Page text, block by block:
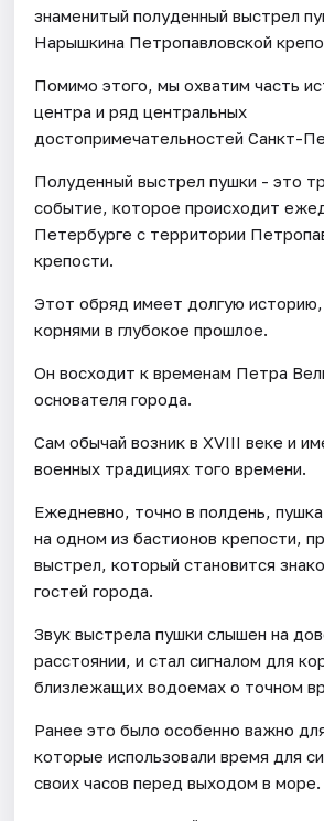
знаменитый полуденный выстрел
Нарышкина Петропавловской
Помимо этого, мы охватим часть
центра и ряд центральных
достопримечательностей Санкт-
Полуденный выстрел пушки - это
событие, которое происходит
Петербурге c территории
крепости.
Этот обряд имеет долгую
корнями в глубокое прошлое.
Он восходит к временам Петра
основателя города.
Сам обычай возник в XVIII веке и
военных традициях того времени.
Ежедневно, точно в полдень,
на одном из бастионов крепости,
выстрел, который становится
гостей города.
Звук выстрела пушки слышен на
расстоянии, и стал сигналом для
близлежащих водоемах о точном
Ранее это было особенно важно
которые использовали время для
своих часов перед выходом в море.